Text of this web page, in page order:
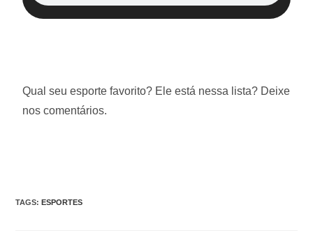
Qual seu esporte favorito? Ele está nessa lista? Deixe
nos comentários.
TAGS:ESPORTES